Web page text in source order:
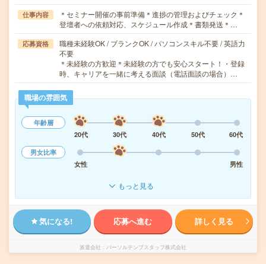
仕事内容
＊セミナー開催の事前準備＊進捗の管理およびチェック＊
登壇者への依頼対応、スケジュール作成＊書類発送＊…
応募資格
職種未経験OK / ブランクOK / パソコンスキル不要 / 英語力
不要
＊未経験の方歓迎＊未経験の方でも安心スタート！・登録
時、キャリアを一緒に考える面談（電話面談の場合）…
職場の雰囲気
年齢層
20代
30代 40代 50代
60代
男女比率
女性
男性
もっと見る
気になる! 応募へ進む 詳しく見る
派遣会社 パーソルテンプスタッフ株式会社